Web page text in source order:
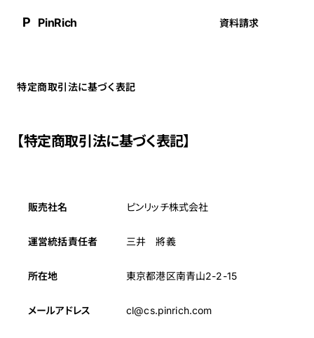
P PinRich 資料請求
特定商取引法に基づく表記
【特定商取引法に基づく表記】
販売社名 ピンリッチ株式会社
運営統括責任者 三井 將義
所在地 東京都港区南青山2-2-15
メールアドレス cl@cs.pinrich.com